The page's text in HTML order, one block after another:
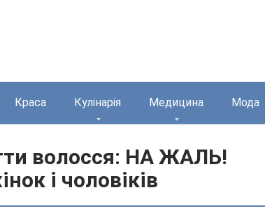
Краса Кулінарія Медицина Мода
волосся: НА ЖАЛЬ!
і чоловіків